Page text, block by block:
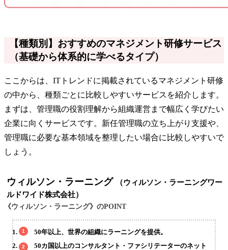
【種類別】おすすめのマネジメント研修サービス
（基礎から体系的に学べるタイプ）
ここからは、ITトレンドに掲載されているマネジメント研修
の中から、種類ごとに比較しやすいサービスを紹介します。
まずは、管理職の役割理解から組織運営まで幅広く学びたい
企業に向くサービスです。新任管理職の立ち上がり支援や、
管理職に必要な基本領域を整理したい場合に比較しやすいで
しょう。
ウィルソン・ラーニング
（ウィルソン・ラーニングワー
ルドワイド株式会社）
《ウィルソン・ラーニング》のPOINT
50年以上、世界の組織にラーニングを提供。
50カ国以上のコンサルタント・ファシリテーターのネット